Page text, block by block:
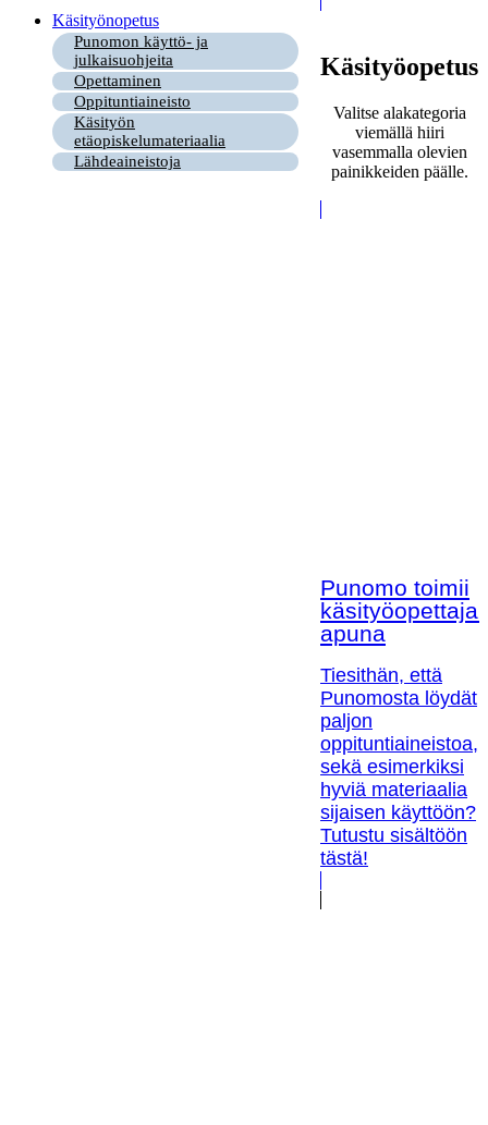
Käsityönopetus
Punomon käyttö- ja
julkaisuohjeita
Opettaminen
Oppituntiaineisto
Käsityön
etäopiskelumateriaalia
Lähdeaineistoja
Käsityöopetus
Valitse alakategoria
viemällä hiiri
vasemmalla olevien
painikkeiden päälle.
Punomo toimii
apuna
Tiesithän, että
Punomosta löydät
paljon
oppituntiaineistoa,
sekä esimerkiksi
hyviä materiaalia
sijaisen käyttöön?
Tutustu sisältöön
tästä!